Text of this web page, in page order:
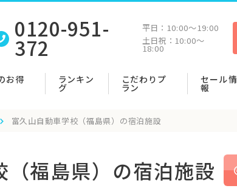
0120-951-
372
平日： 10:00〜19:00
土日祝： 10:00〜
18:00
お得 ランキン
グ
こだわりプ
ラン
セール情
報
富久山自動車学校（福島県）の宿泊施設
（福島県）の宿泊施設